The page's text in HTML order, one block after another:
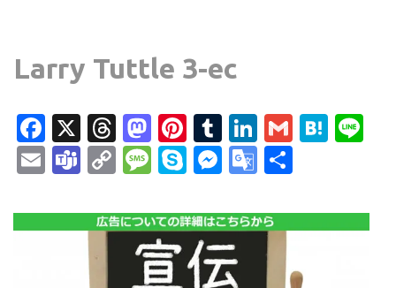
Larry Tuttle 3-ec
Facebook
X Threads
Mastodon
Pinterest
Tumblr
LinkedIn
Gmail
EmailTeams
CopyMessage
SkypeMessenger
Google